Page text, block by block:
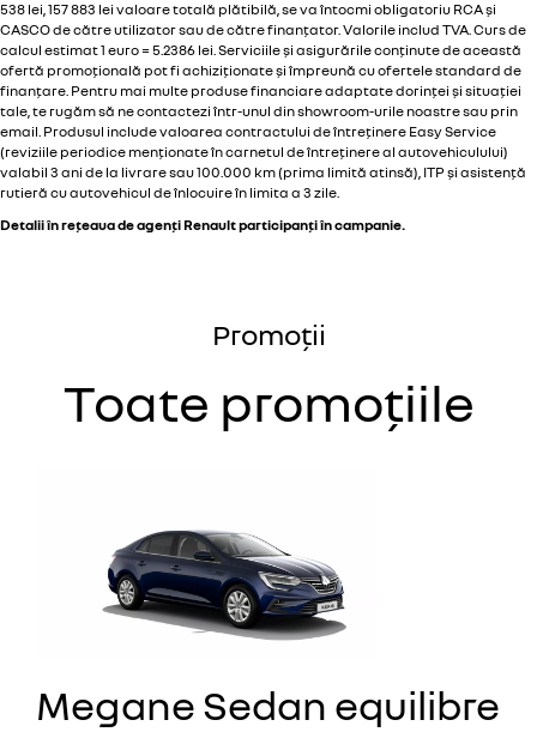
538 lei, 157 883 lei valoare totală plătibilă, se va întocmi obligatoriu RCA și
CASCO de către utilizator sau de către finanțator. Valorile includ TVA. Curs de
calcul estimat 1 euro = 5.2386 lei. Serviciile și asigurările conținute de această
ofertă promoțională pot fi achiziționate și împreună cu ofertele standard de
finanțare. Pentru mai multe produse financiare adaptate dorinței și situației
tale, te rugăm să ne contactezi într-unul din showroom-urile noastre sau prin
email. Produsul include valoarea contractului de întreținere Easy Service
(reviziile periodice menționate în carnetul de întreținere al autovehiculului)
valabil 3 ani de la livrare sau 100.000 km (prima limită atinsă), ITP și asistență
rutieră cu autovehicul de înlocuire în limita a 3 zile.
Detalii înrețeaua de agenți Renaultparticipanți în campanie.
Promoții
Toate promoțiile
Megane Sedan equilibre